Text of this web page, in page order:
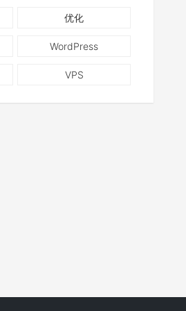
优化
WordPress
VPS